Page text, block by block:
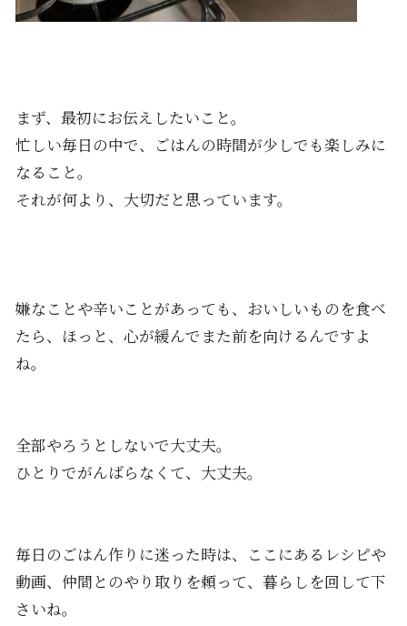
まず、最初にお伝えしたいこと。
忙しい毎日の中で、ごはんの時間が少しでも楽しみに
なること。
それが何より、大切だと思っています。
嫌なことや辛いことがあっても、おいしいものを食べ
たら、ほっと、心が緩んでまた前を向けるんですよ
ね。
全部やろうとしないで大丈夫。
ひとりでがんばらなくて、大丈夫。
毎日のごはん作りに迷った時は、ここにあるレシピや
動画、仲間とのやり取りを頼って、暮らしを回して下
さいね。